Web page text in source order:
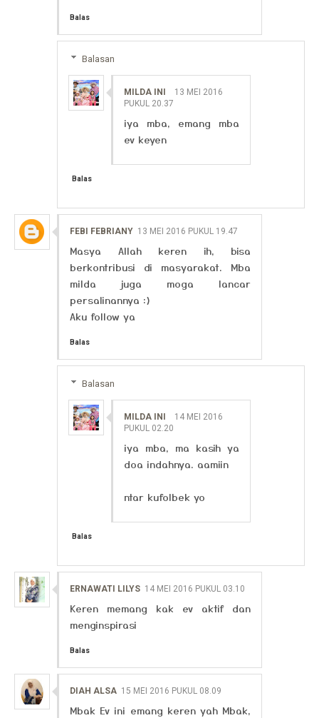
Balas
Balasan
MILDA INI
13 MEI 2016
PUKUL 20.37
iya mba, emang mba
ev keyen
Balas
FEBI FEBRIANY 13 MEI 2016 PUKUL 19.47
Masya Allah keren ih, bisa
berkontribusi di masyarakat. Mba
milda juga moga lancar
persalinannya :)
Aku follow ya
Balas
Balasan
MILDA INI
14 MEI 2016
PUKUL 02.20
iya mba, ma kasih ya
doa indahnya. aamiin
ntar kufolbek yo
Balas
ERNAWATI LILYS 14 MEI 2016 PUKUL 03.10
Keren memang kak ev aktif dan
menginspirasi
Balas
DIAH ALSA 15 MEI 2016 PUKUL 08.09
Mbak Ev ini emang keren yah Mbak,